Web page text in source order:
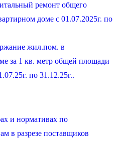
ремонт общего
доме с 01.07.2025г. по
жил.пом. в
за 1 кв. метр общей площади
по 31.12.25г..
и нормативах по
в разрезе поставщиков